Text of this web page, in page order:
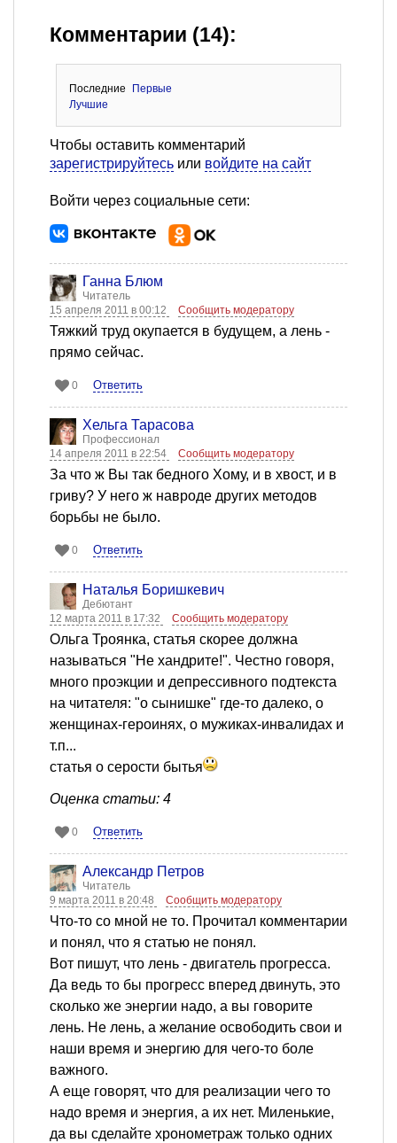
Комментарии (14):
Последние
Первые
Лучшие
Чтобы оставить комментарий
зарегистрируйтесь или войдите на сайт
Войти через социальные сети:
Ганна Блюм
Читатель
15 апреля 2011 в 00:12
Сообщить модератору
Тяжкий труд окупается в будущем, а лень -
прямо сейчас.
0 Ответить
Хельга Тарасова
Профессионал
14 апреля 2011 в 22:54
Сообщить модератору
За что ж Вы так бедного Хому, и в хвост, и в
гриву? У него ж навроде других методов
борьбы не было.
0 Ответить
Наталья Боришкевич
Дебютант
12 марта 2011 в 17:32
Сообщить модератору
Ольга Троянка, статья скорее должна
называться "Не хандрите!". Честно говоря,
много проэкции и депрессивного подтекста
на читателя: "о сынишке" где-то далеко, о
женщинах-героинях, о мужиках-инвалидах и
т.п...
статья о серости бытья
Оценка статьи: 4
0 Ответить
Александр Петров
Читатель
9 марта 2011 в 20:48
Сообщить модератору
Что-то со мной не то. Прочитал комментарии
и понял, что я статью не понял.
Вот пишут, что лень - двигатель прогресса.
Да ведь то бы прогресс вперед двинуть, это
сколько же энергии надо, а вы говорите
лень. Не лень, а желание освободить свои и
наши время и энергию для чего-то боле
важного.
А еще говорят, что для реализации чего то
надо время и энергия, а их нет. Миленькие,
да вы сделайте хронометраж только одних